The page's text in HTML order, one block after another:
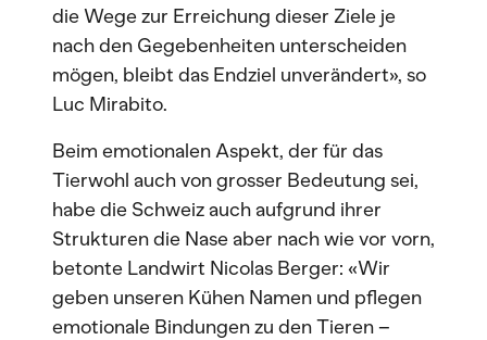
die Wege zur Erreichung dieser Ziele je
nach den Gegebenheiten unterscheiden
mögen, bleibt das Endziel unverändert», so
Luc Mirabito.
Beim emotionalen Aspekt, der für das
Tierwohl auch von grosser Bedeutung sei,
habe die Schweiz auch aufgrund ihrer
Strukturen die Nase aber nach wie vor vorn,
betonte Landwirt Nicolas Berger: «Wir
geben unseren Kühen Namen und pflegen
emotionale Bindungen zu den Tieren –